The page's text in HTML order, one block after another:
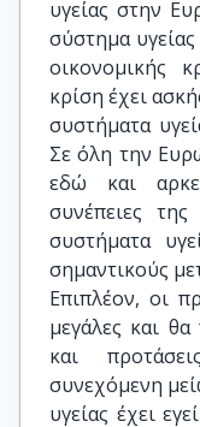
υγείας στην
σύστημα υγείας
οικονομικής
κρίση έχει
συστήματα
Σε όλη την
εδώ και
συνέπειες
συστήματα
σημαντικούς
Επιπλέον, οι
μεγάλες και
και
συνεχόμενη
υγείας έχει